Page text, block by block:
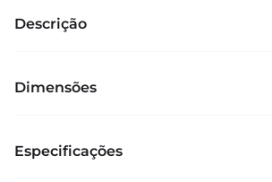
Descrição
Dimensões
Especificações